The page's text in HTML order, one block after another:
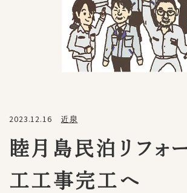
2023.12.16 近泉
睦月島民泊リフォ
工工事完工へ